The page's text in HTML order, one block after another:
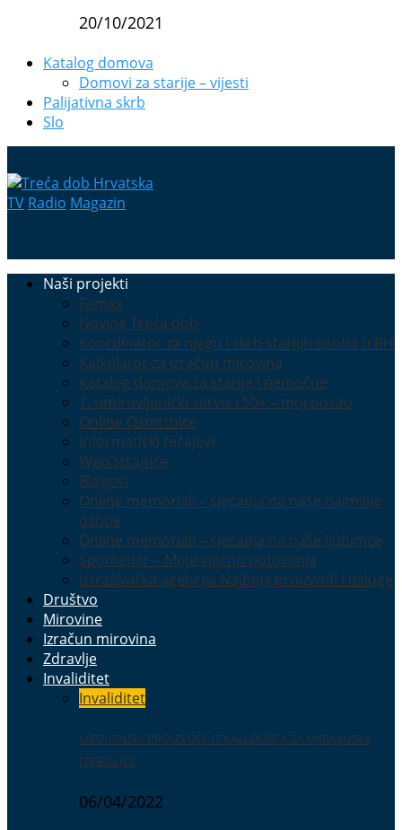
20/10/2021
Katalog domova
Domovi za starije – vijesti
Palijativna skrb
Slo
TV Radio Magazin
Naši projekti
Famax
Novine Treća dob
Koordinator za njegu i skrb starijih osoba u RH
Kalkulator za izračun mirovina
Katalog domova za starije i nemoćne
1. umirovljenički servis i 50+ – moj posao
Online Osmrtnice
Informatički tečajevi
Web stranice
Blogovi
Online memoriali – sjećanja na naše najmilije
osobe
Online memoriali – sjećanja na naše ljubimce
Spomenar – Moje vječno putovanje
Istraživačka agencija Najbolji proizvodi i usluge
Društvo
Mirovine
Izračun mirovina
Zdravlje
Invaliditet
Invaliditet
MEDICINSKI PROIZVODI IZ KALLDORFA ZA UKRAJINSKE
IZBJEGLICE
06/04/2022